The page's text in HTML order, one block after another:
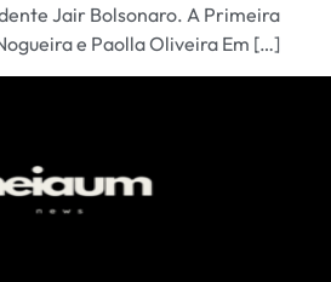
Jair Bolsonaro. A Primeira
e Paolla Oliveira Em […]